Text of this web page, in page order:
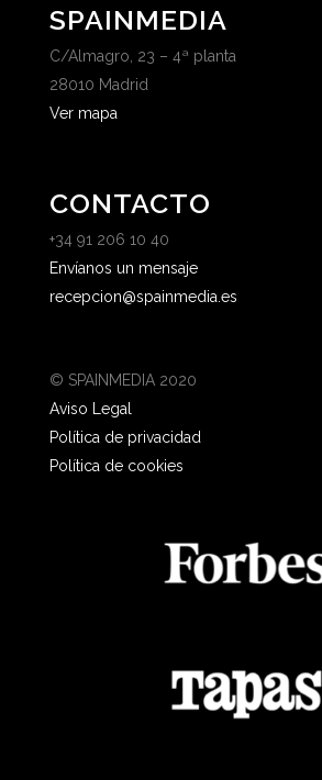
SPAINMEDIA
C/Almagro, 23 – 4ª planta
28010 Madrid
Ver mapa
CONTACTO
+34 91 206 10 40
Envíanos un mensaje
recepcion@spainmedia.es
© SPAINMEDIA 2020
Aviso Legal
Política de privacidad
Política de cookies